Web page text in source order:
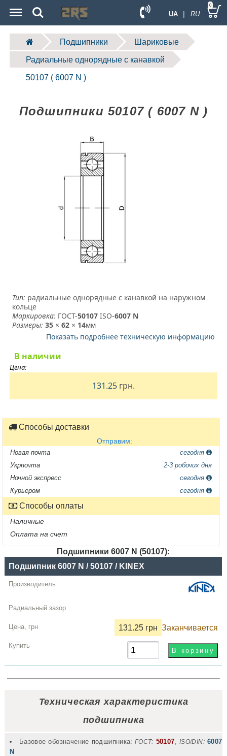
UA | RU
Search 0
Подшипники Шариковые
Радиальные однорядные c канавкой
50107 ( 6007 N )
Подшипники 50107 ( 6007 N )
Тип: радиальные однорядные с канавкой на наружном
кольце
Маркировка: ГОСТ-50107 ­ ISO-6007 N
Размеры: 35 ×62 × 14мм
Показать подробнее техническую информацию
В наличии
Цена:
131.25 грн.
Способы доставки
Отправим:
Новая почта
сегодня
Укрпочта
2-3 робочих дня
Ночной экспресс
сегодня
Курьером
сегодня
Способы оплаты
Наличные
Оплата на счет
Подшипники 6007 N (50107):
Название
Производитель
Радиальный
зазор
Цена,
грн
Подшипник 6007 N / 50107 / KINEX
131.25 грн Заканчивается
Техническая характеристика
подшипника
Базовое обозначение подшипника: ГОСТ: 50107 ISO/DIN: 6007
N